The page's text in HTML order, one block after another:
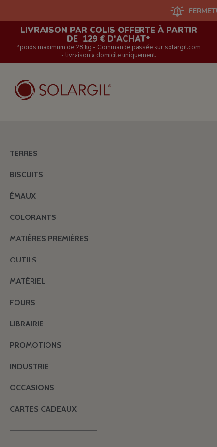
FERMETURE
LIVRAISON PAR COLIS OFFERTE À PARTIR
DE 129 € D'ACHAT*
*poids maximum de 28 kg - Commande passée sur solargil.com
- livraison à domicile uniquement.
TERRES
BISCUITS
ÉMAUX
COLORANTS
MATIÈRES PREMIÈRES
OUTILS
MATÉRIEL
FOURS
LIBRAIRIE
PROMOTIONS
INDUSTRIE
OCCASIONS
CARTES CADEAUX
———————————————